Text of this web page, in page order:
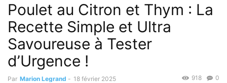
Poulet au Citron et Thym : La
Recette Simple et Ultra
Savoureuse à Tester
d’Urgence !
Par Marion Legrand - 18 février 2025 0
918